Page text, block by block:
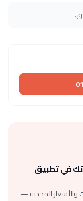
في تطبيق
المحدثة —